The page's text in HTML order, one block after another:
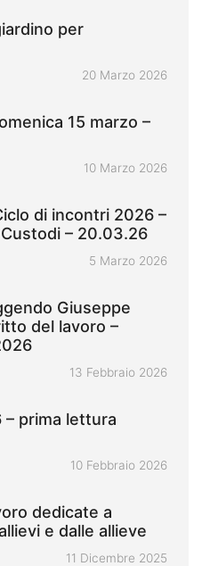
per
Pubblicato il
20 Marzo 2026
15 marzo –
Pubblicato il
10 Marzo 2026
di incontri 2026 –
– 20.03.26
Pubblicato il
5 Marzo 2026
Giuseppe
del lavoro –
Pubblicato il
13 Febbraio 2026
prima lettura
Pubblicato il
10 Febbraio 2026
dedicate a
e dalle allieve
Pubblicato il
11 Dicembre 2025